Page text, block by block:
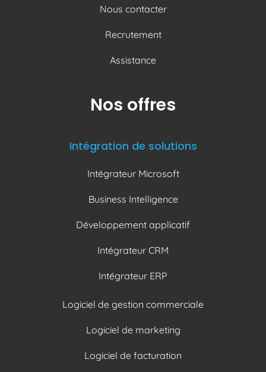
Nous contacter
Recrutement
Assistance
Nos offres
Intégration de solutions
Intégrateur Microsoft
Business Intelligence
Développement applicatif
Intégrateur CRM
Intégrateur ERP
Logiciel de gestion commerciale
Logiciel de marketing
Logiciel de facturation